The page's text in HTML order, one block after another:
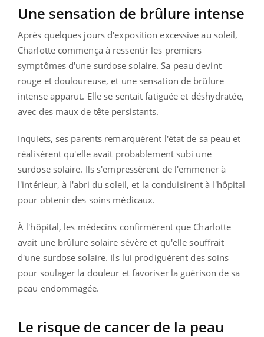
Une sensation de brûlure intense
Après quelques jours d'exposition excessive au soleil,
Charlotte commença à ressentir les premiers
symptômes d'une surdose solaire. Sa peau devint
rouge et douloureuse, et une sensation de brûlure
intense apparut. Elle se sentait fatiguée et déshydratée,
avec des maux de tête persistants.
Inquiets, ses parents remarquèrent l'état de sa peau et
réalisèrent qu'elle avait probablement subi une
surdose solaire. Ils s'empressèrent de l'emmener à
l'intérieur, à l'abri du soleil, et la conduisirent à l'hôpital
pour obtenir des soins médicaux.
À l'hôpital, les médecins confirmèrent que Charlotte
avait une brûlure solaire sévère et qu'elle souffrait
d'une surdose solaire. Ils lui prodiguèrent des soins
pour soulager la douleur et favoriser la guérison de sa
peau endommagée.
Le risque de cancer de la peau